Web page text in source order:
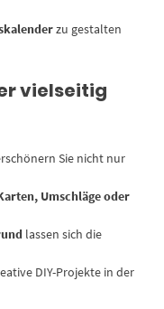
zu gestalten
vielseitig
Sie nicht nur
Umschläge oder
lassen sich die
DIY-Projekte in der